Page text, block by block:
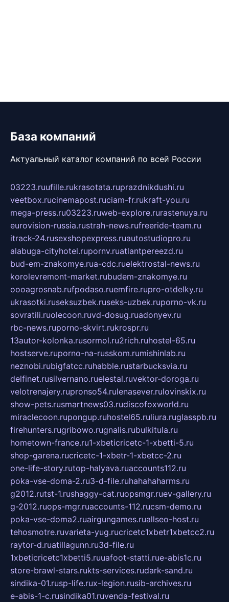
База компаний
Актуальный каталог компаний по всей России
03223.ruufille.rukrasotata.ruprazdnikdushi.ru
veetbox.rucinemapost.ruciam-fr.rukraft-you.ru
mega-press.ru03223.ruweb-explore.rurastenuya.ru
eurovision-russia.rustrah-news.rufreeride-team.ru
itrack-24.rusexshopexpress.ruautostudiopro.ru
alabuga-cityhotel.rupornv.ruatlantpereezd.ru
bud-em-znakomye.rua-cdc.ruelektrostal-news.ru
korolevremont-market.rubudem-znakomye.ru
oooagrosnab.rufpodaso.ruemfire.rupro-otdelky.ru
ukrasotki.ruseksuzbek.ruseks-uzbek.ruporno-vk.ru
sovratili.ruolecoon.ruvd-dosug.ruadonyev.ru
rbc-news.ruporno-skvirt.rukrospr.ru
13autor-kolonka.rusormol.ru2rich.ruhostel-65.ru
hostserve.ruporno-na-russkom.rumishinlab.ru
neznobi.rubigfatcc.ruhabble.rustarbucksvia.ru
delfinet.rusilvernano.ruelestal.ruvektor-doroga.ru
velotrenajery.rupronso54.rulenasever.rulovinskix.ru
show-pets.rusmartnews03.rudiscofoxworld.ru
miraclecoon.rupongup.ruhostel65.ruliura.ruglasspb.ru
firehunters.rugribowo.rugnalis.rubulkitula.ru
hometown-france.ru1-xbeticricetc-1-xbetti-5.ru
shop-garena.rucricetc-1-xbetr-1-xbetcc-2.ru
one-life-story.rutop-halyava.ruaccounts112.ru
poka-vse-doma-2.ru3-d-file.ruhahahaharms.ru
g2012.rutst-1.rushaggy-cat.ruopsmgr.ruev-gallery.ru
g-2012.ruops-mgr.ruaccounts-112.rucsm-demo.ru
poka-vse-doma2.ruairgungames.ruallseo-host.ru
tehosmotre.ruvarieta-yug.rucricetc1xbetr1xbetcc2.ru
raytor-d.ruatillagunn.ru3d-file.ru
1xbeticricetc1xbetti5.ruuafoot-statti.rue-abis1c.ru
store-brawl-stars.rukts-services.rudark-sand.ru
sindika-01.rusp-life.rux-legion.rusib-archives.ru
e-abis-1-c.rusindika01.ruvenda-festival.ru